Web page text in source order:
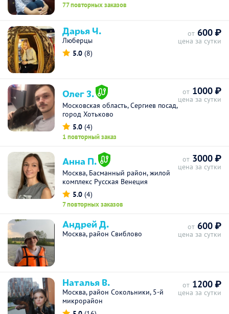
77 повторных заказов
Дарья Ч.
Люберцы
5.0 (8)
от 600 ₽
цена за сутки
Олег З.
Московская область, Сергиев посад,
город Хотьково
5.0 (4)
1 повторный заказ
от 1000 ₽
цена за сутки
Анна П.
Москва, Басманный район, жилой
комплекс Русская Венеция
5.0 (4)
7 повторных заказов
от 3000 ₽
цена за сутки
Андрей Д.
Москва, район Свиблово
от 600 ₽
цена за сутки
Наталья В.
Москва, район Сокольники, 5-й
микрорайон
от 1200 ₽
цена за сутки